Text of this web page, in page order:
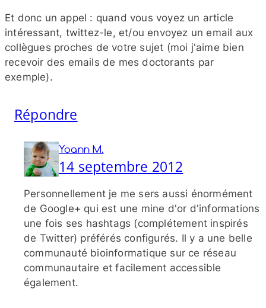
Et donc un appel : quand vous voyez un article
intéressant, twittez-​le, et/​ou envoyez un email aux
collègues proches de votre sujet (moi j'aime bien
recevoir des emails de mes doctorants par
exemple).
Répondre
Yoann M.
14 septembre 2012
Personnellement je me sers aussi énormément
de Google+ qui est une mine d'or d'informations
une fois ses hashtags (complétement inspirés
de Twitter) préférés configurés. Il y a une belle
communauté bioinformatique sur ce réseau
communautaire et facilement accessible
également.